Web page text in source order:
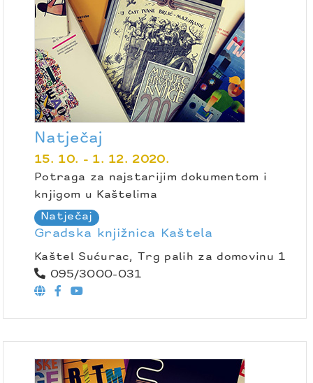
Natječaj
15. 10. - 1. 12. 2020.
Potraga za najstarijim dokumentom i
knjigom u Kaštelima
Natječaj
Gradska knjižnica Kaštela
Kaštel Sućurac, Trg palih za domovinu 1
095/3000-031